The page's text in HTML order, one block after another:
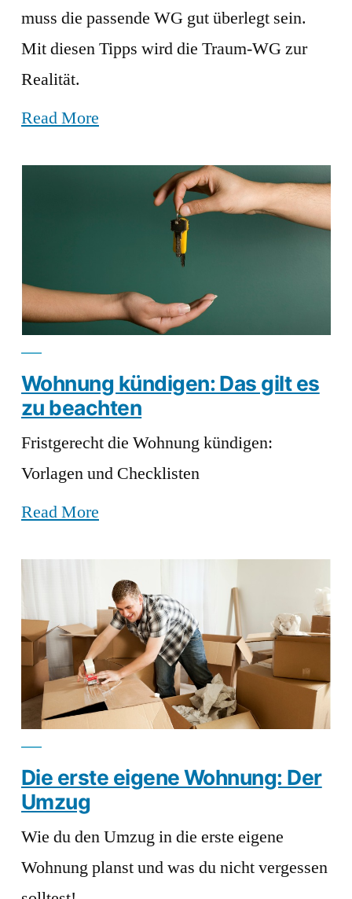
muss die passende WG gut überlegt sein.
Mit diesen Tipps wird die Traum-WG zur
Realität.
Read More
Wohnung kündigen: Das gilt es
zu beachten
Fristgerecht die Wohnung kündigen:
Vorlagen und Checklisten
Read More
Die erste eigene Wohnung: Der
Umzug
Wie du den Umzug in die erste eigene
Wohnung planst und was du nicht vergessen